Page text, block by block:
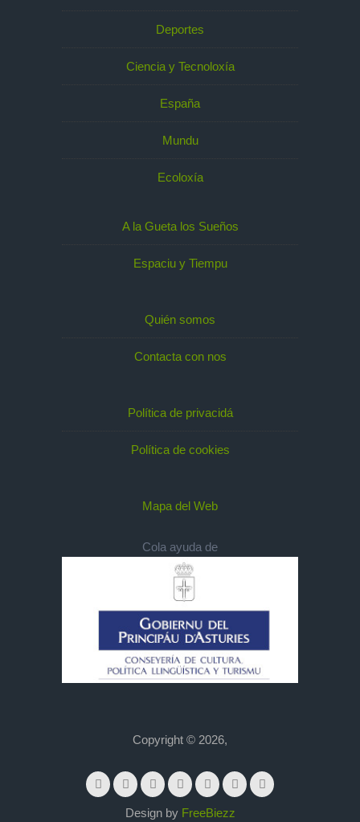
Deportes
Ciencia y Tecnoloxía
España
Mundu
Ecoloxía
A la Gueta los Sueños
Espaciu y Tiempu
Quién somos
Contacta con nos
Política de privacidá
Política de cookies
Mapa del Web
Cola ayuda de
Copyright © 2026,
Design by FreeBiezz